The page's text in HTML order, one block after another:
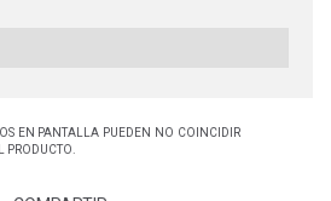
EN PANTALLA PUEDEN NO COINCIDIR
PRODUCTO.